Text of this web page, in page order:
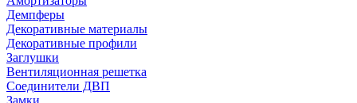
Демпферы
Декоративные материалы
Декоративные профили
Заглушки
Вентиляционная решетка
Соединители ДВП
Замки